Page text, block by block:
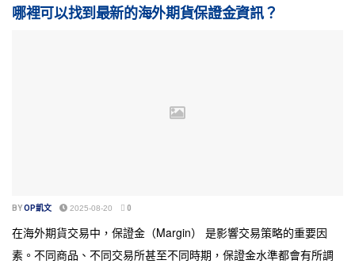
哪裡可以找到最新的海外期貨保證金資訊？
BYOP凱文 2025-08-20 0
在海外期貨交易中，保證金（Margin） 是影響交易策略的重要因
素。不同商品、不同交易所甚至不同時期，保證金水準都會有所調